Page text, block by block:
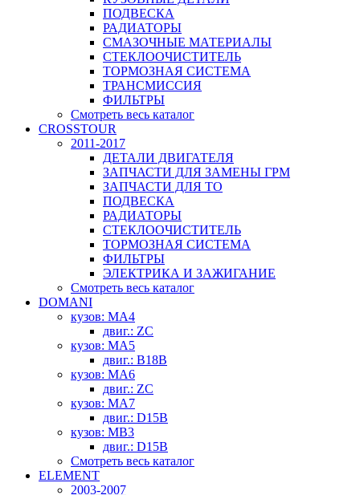
ПОДВЕСКА
РАДИАТОРЫ
СМАЗОЧНЫЕ МАТЕРИАЛЫ
СТЕКЛООЧИСТИТЕЛЬ
ТОРМОЗНАЯ СИСТЕМА
ТРАНСМИССИЯ
ФИЛЬТРЫ
Смотреть весь каталог
CROSSTOUR
2011-2017
ДЕТАЛИ ДВИГАТЕЛЯ
ЗАПЧАСТИ ДЛЯ ЗАМЕНЫ ГРМ
ЗАПЧАСТИ ДЛЯ ТО
ПОДВЕСКА
РАДИАТОРЫ
СТЕКЛООЧИСТИТЕЛЬ
ТОРМОЗНАЯ СИСТЕМА
ФИЛЬТРЫ
ЭЛЕКТРИКА И ЗАЖИГАНИЕ
Смотреть весь каталог
DOMANI
кузов: MA4
двиг.: ZC
кузов: MA5
двиг.: B18B
кузов: MA6
двиг.: ZC
кузов: MA7
двиг.: D15B
кузов: MB3
двиг.: D15B
Смотреть весь каталог
ELEMENT
2003-2007